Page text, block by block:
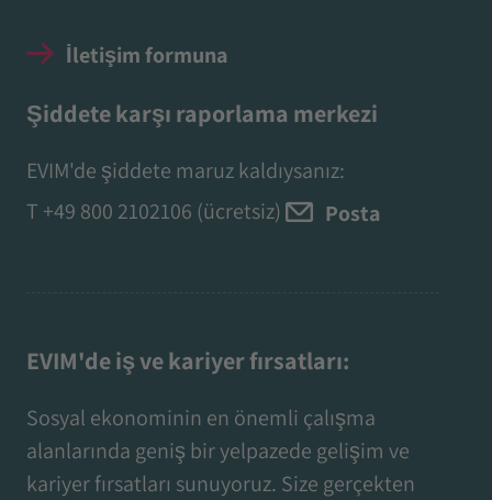
İletişim formuna
Şiddete karşı raporlama merkezi
EVIM'de şiddete maruz kaldıysanız:
T +49 800 2102106 (ücretsiz) Posta
EVIM'de iş ve kariyer fırsatları:
Sosyal ekonominin en önemli çalışma
alanlarında geniş bir yelpazede gelişim ve
kariyer fırsatları sunuyoruz. Size gerçekten